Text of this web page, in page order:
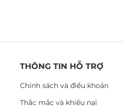
THÔNG TIN HỖ TRỢ
Chính sách và điều khoản
Thắc mắc và khiếu nại